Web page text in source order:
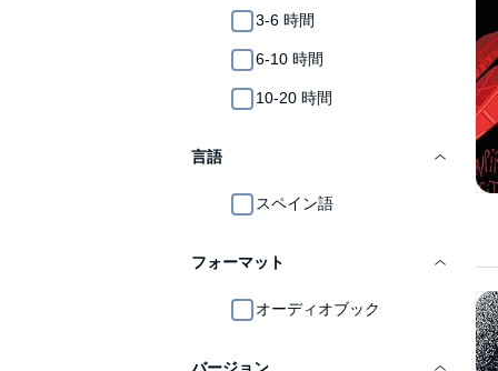
3-6 時間
6-10 時間
10-20 時間
言語
スペイン語
フォーマット
オーディオブック